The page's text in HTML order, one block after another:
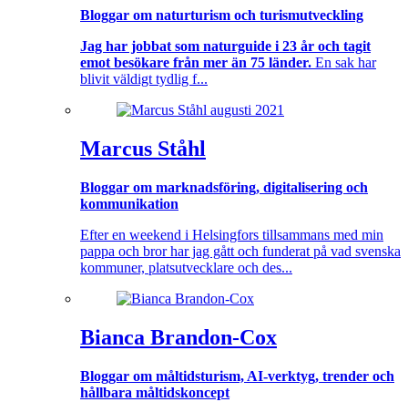
Bloggar om naturturism och turismutveckling
Jag har jobbat som naturguide i 23 år och tagit
emot besökare från mer än 75 länder. En sak har
blivit väldigt tydlig f...
Marcus Ståhl
Bloggar om marknadsföring, digitalisering och
kommunikation
Efter en weekend i Helsingfors tillsammans med min
pappa och bror har jag gått och funderat på vad svenska
kommuner, platsutvecklare och des...
Bianca Brandon-Cox
Bloggar om måltidsturism, AI-verktyg, trender och
hållbara måltidskoncept